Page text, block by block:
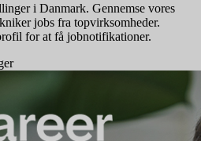
i Danmark. Gennemse vores
jobs fra topvirksomheder.
for at få jobnotifikationer.